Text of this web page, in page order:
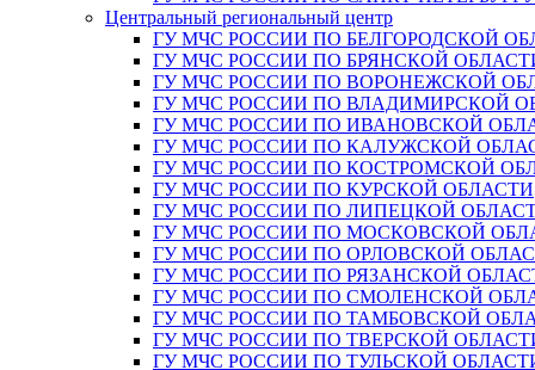
Центральный региональный центр
ГУ МЧС РОССИИ ПО БЕЛГОРОДСКОЙ
ГУ МЧС РОССИИ ПО БРЯНСКОЙ
ГУ МЧС РОССИИ ПО ВОРОНЕЖСКОЙ
ГУ МЧС РОССИИ ПО ВЛАДИМИРСКОЙ
ГУ МЧС РОССИИ ПО ИВАНОВСКОЙ
ГУ МЧС РОССИИ ПО КАЛУЖСКОЙ
ГУ МЧС РОССИИ ПО КОСТРОМСКОЙ
ГУ МЧС РОССИИ ПО КУРСКОЙ ОБЛАСТИ
ГУ МЧС РОССИИ ПО ЛИПЕЦКОЙ
ГУ МЧС РОССИИ ПО МОСКОВСКОЙ
ГУ МЧС РОССИИ ПО ОРЛОВСКОЙ
ГУ МЧС РОССИИ ПО РЯЗАНСКОЙ
ГУ МЧС РОССИИ ПО СМОЛЕНСКОЙ
ГУ МЧС РОССИИ ПО ТАМБОВСКОЙ
ГУ МЧС РОССИИ ПО ТВЕРСКОЙ
ГУ МЧС РОССИИ ПО ТУЛЬСКОЙ